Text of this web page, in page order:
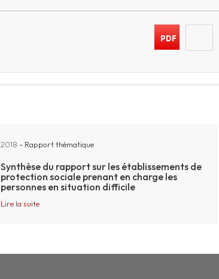
PDF
2018 - Rapport thématique
Synthèse du rapport sur les établissements de
protection sociale prenant en charge les
personnes en situation difficile
Lire la suite